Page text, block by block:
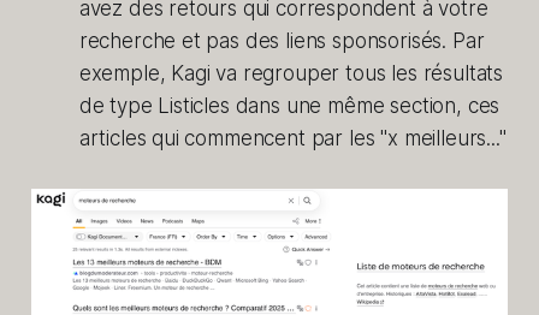
avez des retours qui correspondent à votre
recherche et pas des liens sponsorisés. Par
exemple, Kagi va regrouper tous les résultats
de type Listicles dans une même section, ces
articles qui commencent par les "x meilleurs..."